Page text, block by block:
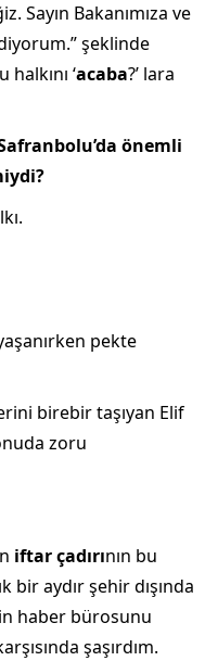
Sayın Bakanımıza ve
şeklinde
‘acaba?’ lara
önemli
pekte
birebir taşıyan Elif
zoru
iftar çadırının bu
aydır şehir dışında
haber bürosunu
şaşırdım.